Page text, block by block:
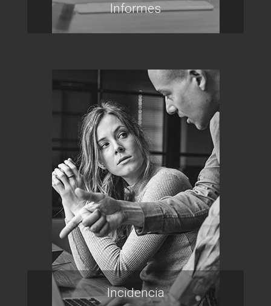
Informes
Incidencia